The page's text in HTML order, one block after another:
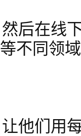
然后在线
等不同领
让他们用